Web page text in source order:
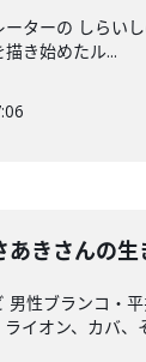
ターの しらい
き始めたル...
あきさんの
男性ブランコ・
イオン、カバ、